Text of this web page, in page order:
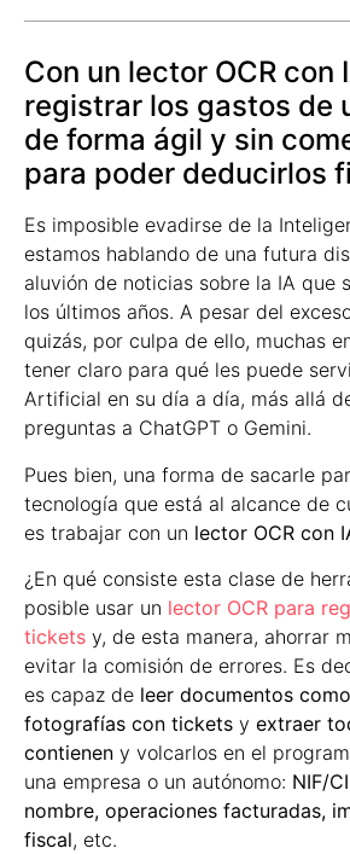
Con un lector OCR con
registrar los gastos de
de forma ágil y sin
para poder deducirlos
Es imposible evadirse de la
estamos hablando de una futura
aluvión de noticias sobre la IA que
los últimos años. A pesar del
quizás, por culpa de ello, muchas
tener claro para qué les puede
Artificial en su día a día, más allá
preguntas a ChatGPT o Gemini.
Pues bien, una forma de sacarle
tecnología que está al alcance de
es trabajar con un lector OCR con
¿En qué consiste esta clase de
posible usar un lector OCR para
tickets y, de esta manera, ahorrar
evitar la comisión de errores. Es
es capaz de leer documentos
fotografías con tickets y extraer
contienen y volcarlos en el
una empresa o un autónomo: NIF/
nombre, operaciones facturadas,
fiscal, etc.